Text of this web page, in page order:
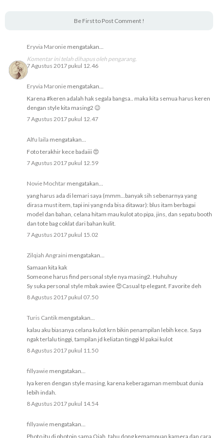
Be First to Post Comment !
Eryvia Maronie mengatakan...
Komentar ini telah dihapus oleh pengarang.
7 Agustus 2017 pukul 12.46
Eryvia Maronie mengatakan...
Karena #keren adalah hak segala bangsa.. maka kita semua harus keren
dengan style kita masing2 😉
7 Agustus 2017 pukul 12.47
Alfu laila mengatakan...
Foto terakhir kece badaiii 😍
7 Agustus 2017 pukul 12.59
Novie Mochtar mengatakan...
yang harus ada di lemari saya (mmm...banyak sih sebenarnya yang
dirasa must item, tapi ini yang nda bisa ditawar): blus itam berbagai
model dan bahan, celana hitam mau kulot ato pipa, jins, dan sepatu booth
dan tote bag coklat dari bahan kulit.
7 Agustus 2017 pukul 15.02
Zilqiah Angraini mengatakan...
Samaan kita kak
Someone harus find personal style nya masing2. Huhuhuy
Sy suka personal style mbak awiee 😍Casual tp elegant. Favorite deh
8 Agustus 2017 pukul 07.50
Turis Cantik mengatakan...
kalau aku biasanya celana kulot krn bikin penampilan lebih kece. Saya
ngak terlalu tinggi, tampilan jd keliatan tinggi kl pakai kulot
8 Agustus 2017 pukul 11.50
fillyawie mengatakan...
Iya keren dengan style masing, karena keberagaman membuat dunia
lebih indah.
8 Agustus 2017 pukul 14.54
fillyawie mengatakan...
Photo itu di photoin sama Qiah, tahu dong kemampuan kamera dan cara